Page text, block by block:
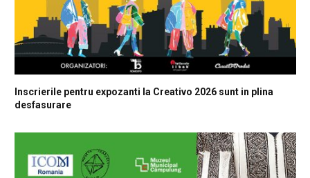
Inscrierile pentru expozanti la Creativo 2026 sunt in plina
desfasurare